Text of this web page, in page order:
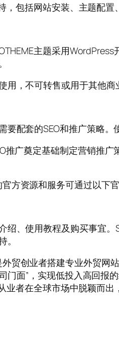
，包括网站安装、主题配
主题采用
，不可转售或用于其他商
配套的SEO和推广策略。
推广奠定基础制定营销推
方资源和服务可通过以下官
、使用教程及购买事宜
贸创业者搭建专业外贸
门面”，实现低投入高回
者在全球市场中脱颖而出